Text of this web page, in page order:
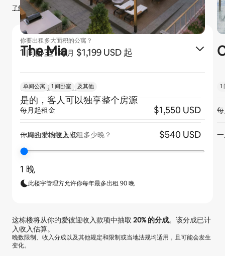
了解我们如何估算你的收入
你要出租多大面积的公寓？
1 间卧室 · 每月 $1,199 USD 起
客人是否独享整个房源？
是的，客人可以独享整个房源
你将在爱彼迎上出租多少晚？
1 晚
此楼宇管理方允许你每年最多出租 90 晚
这栋楼将从你的爱彼迎收入款项中抽取 20%的分成。该分成已计
入收入估算。
晚数限制、收入分成以及其他规定和限制或当地法规均适用，且可能会发生
变化。
The Mia
单间公寓 1 间卧室 及其他
每月起租金 $1,550 USD
一周的平均收入 $540 USD
1